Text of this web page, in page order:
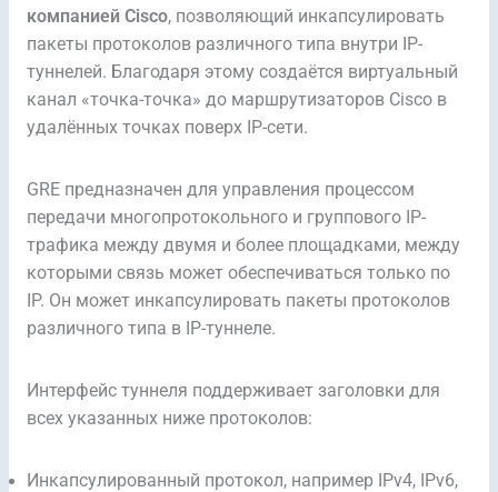
компанией Cisco, позволяющий инкапсулировать
пакеты протоколов различного типа внутри IP-
туннелей. Благодаря этому создаётся виртуальный
канал «точка-точка» до маршрутизаторов Cisco в
удалённых точках поверх IP-сети.
GRE предназначен для управления процессом
передачи многопротокольного и группового IP-
трафика между двумя и более площадками, между
которыми связь может обеспечиваться только по
IP. Он может инкапсулировать пакеты протоколов
различного типа в IP-туннеле.
Интерфейс туннеля поддерживает заголовки для
всех указанных ниже протоколов:
Инкапсулированный протокол, например IPv4, IPv6,